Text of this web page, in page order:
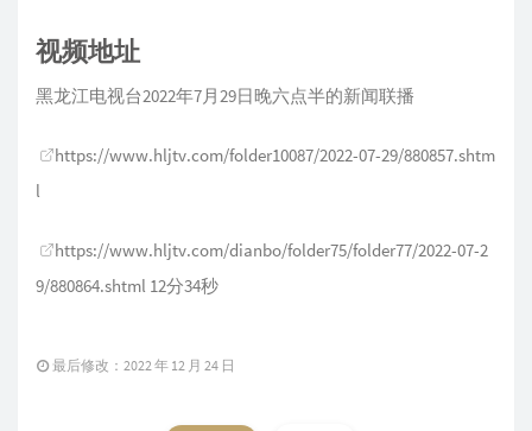
视频地址
黑龙江电视台2022年7月29日晚六点半的新闻联播
https://www.hljtv.com/folder10087/2022-07-29/880857.shtm
l
https://www.hljtv.com/dianbo/folder75/folder77/2022-07-2
9/880864.shtml 12分34秒
最后修改：2022 年 12 月 24 日